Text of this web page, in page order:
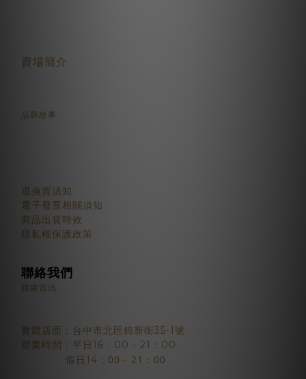
賣場簡介
品牌故事
退換貨須知
電子發票相關須知
商品出貨時效
隱私權保護政策
聯絡我們
聯絡資訊
實體店面：台中市北區錦新街35-1號
營業時間：平日16：00 - 21：00
假日14 ：00 - 21：00